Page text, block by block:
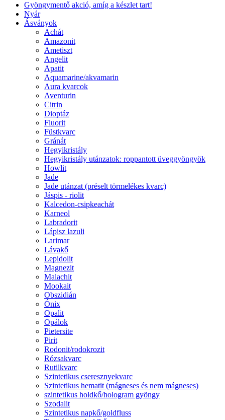
Gyöngymentő akció, amíg a készlet tart!
Nyár
Ásványok
Achát
Amazonit
Ametiszt
Angelit
Apatit
Aquamarine/akvamarin
Aura kvarcok
Aventurin
Citrin
Dioptáz
Fluorit
Füstkvarc
Gránát
Hegyikristály
Hegyikristály utánzatok: roppantott üveggyöngyök
Howlit
Jade
Jade utánzat (préselt törmelékes kvarc)
Jáspis - riolit
Kalcedon-csipkeachát
Karneol
Labradorit
Lápisz lazuli
Larimar
Lávakő
Lepidolit
Magnezit
Malachit
Mookait
Obszidián
Ónix
Opalit
Opálok
Pietersite
Pirit
Rodonit/rodokrozit
Rózsakvarc
Rutilkvarc
Szintetikus cseresznyekvarc
Szintetikus hematit (mágneses és nem mágneses)
szintetikus holdkő/hologram gyöngy
Szodalit
Szintetikus napkő/goldfluss